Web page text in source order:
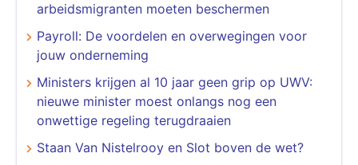
arbeidsmigranten moeten beschermen
Payroll: De voordelen en overwegingen voor
jouw onderneming
Ministers krijgen al 10 jaar geen grip op UWV:
nieuwe minister moest onlangs nog een
onwettige regeling terugdraaien
Staan Van Nistelrooy en Slot boven de wet?